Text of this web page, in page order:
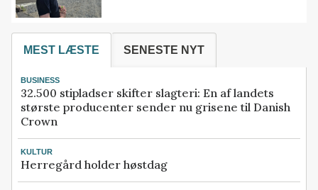
MEST LÆSTE SENESTE NYT
BUSINESS
32.500 stipladser skifter slagteri: En af landets
største producenter sender nu grisene til Danish
Crown
KULTUR
Herregård holder høstdag